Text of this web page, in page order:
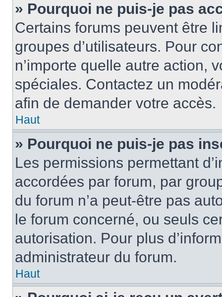
» Pourquoi ne puis-je pas
Certains forums peuvent être
groupes d’utilisateurs. Pour
n’importe quelle autre action,
spéciales. Contactez un
afin de demander votre accès.
Haut
» Pourquoi ne puis-je pas
Les permissions permettant
accordées par forum, par
du forum n’a peut-être pas
le forum concerné, ou seuls
autorisation. Pour plus
administrateur du forum.
Haut